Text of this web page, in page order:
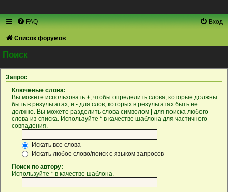
FAQ Вход
Список форумов
Поиск
Запрос
Ключевые слова:
Вы можете использовать +, чтобы определить слова, которые должны
быть в результатах, и - для слов, которых в результатах быть не
должно. Вы можете разделить слова символом
для поиска любого
слова из списка. Используйте * в качестве шаблона для частичного
совпадения.
Искать все слова
Искать любое слово/поиск с языком запросов
Поиск по автору:
Используйте * в качестве шаблона.